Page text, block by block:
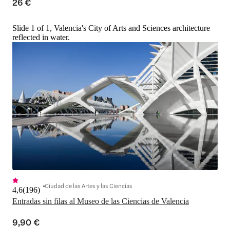
Slide 1 of 1, Valencia's City of Arts and Sciences architecture
reflected in water.
Entradas sin filas al Museo de las Ciencias de Valencia
4,6(196) Ciudad de las Artes y las Ciencias
9,90 €